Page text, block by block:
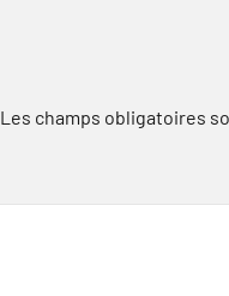
Les champs obligatoires